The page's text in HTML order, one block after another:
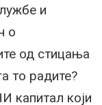
и
о
од стицања
то радите?
капитал који